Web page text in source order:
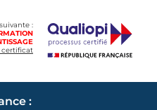
:
certificat
: